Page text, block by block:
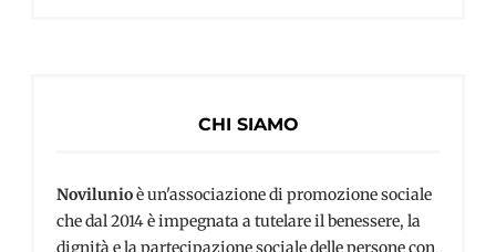
CHI SIAMO
Novilunioè un'associazione di promozione sociale
che dal 2014 è impegnata a tutelare il benessere, la
dignità e la partecipazione sociale delle persone con